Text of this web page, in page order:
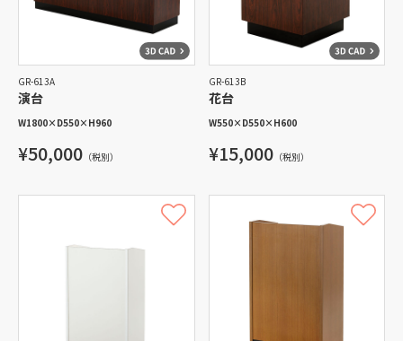
GR-613A
演台
W1800× D550× H960
¥50,000 （税別）
GR-613B
花台
W550× D550× H600
¥15,000（税別）